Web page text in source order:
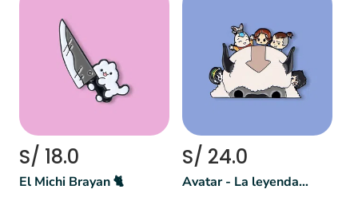
S/ 18.0
El Michi Brayan 🐈
S/ 24.0
Avatar - La leyenda de Aang